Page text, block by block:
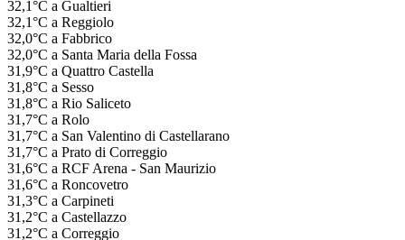
32,1°C a Gualtieri
32,1°C a Reggiolo
32,0°C a Fabbrico
32,0°C a Santa Maria della Fossa
31,9°C a Quattro Castella
31,8°C a Sesso
31,8°C a Rio Saliceto
31,7°C a Rolo
31,7°C a San Valentino di Castellarano
31,7°C a Prato di Correggio
31,6°C a RCF Arena - San Maurizio
31,6°C a Roncovetro
31,3°C a Carpineti
31,2°C a Castellazzo
31,2°C a Correggio